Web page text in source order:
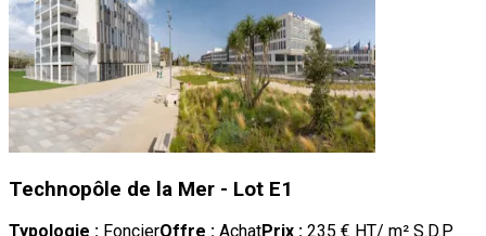
Technopôle de la Mer - Lot E1
Typologie : FoncierOffre : AchatPrix : 235 € HT/ m² S.D.P